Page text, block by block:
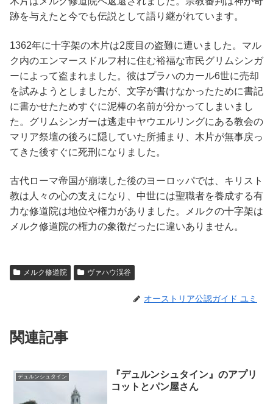
跡を与えたと今でも伝説として語り継がれています。
1362年に十字架の木片は2度目の盗難に遭いました。マル
ク内のエンマースドルフ村に住む裕福な市民グリムシンガ
ーによって盗まれました。彼はプラハのカール6世に売却
を試みようとしましたが、文字が書けなかったために書記
に書かせたためすぐに泥棒の名前が分かってしまいまし
た。グリムシンガーは逃走中ヤウエルリングにある教会の
マリア祭壇の後ろに隠していた所捕まり、木片が無事戻っ
てきた後すぐに死刑になりました。
古代ローマ帝国が崩壊した後のヨーロッパでは、キリスト
教は人々の心の支えになり、中世には聖職者を養成する有
力な修道院は地位や権力がありました。メルクの十字架は
メルク修道院の権力の象徴だったに違いありません。
メルク修道院 ヴァハウ渓谷
オーストリア公認ガイド ユミ
関連記事
デュルンシュタイン
『デュルンシュタイン』のアプリ
コットとパン屋さん